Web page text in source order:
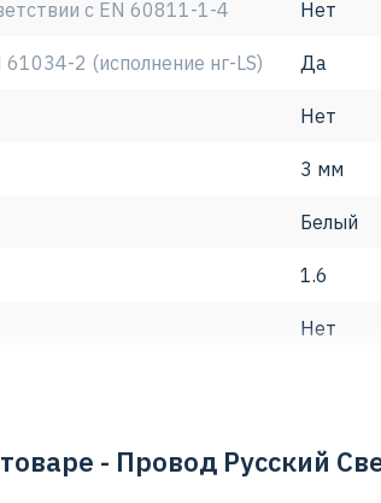
с EN 60811-1-4 Нет
2 (исполнение нг-LS) Да
Нет
3 мм
Белый
1.6
Нет
гибкая
- Провод Русский